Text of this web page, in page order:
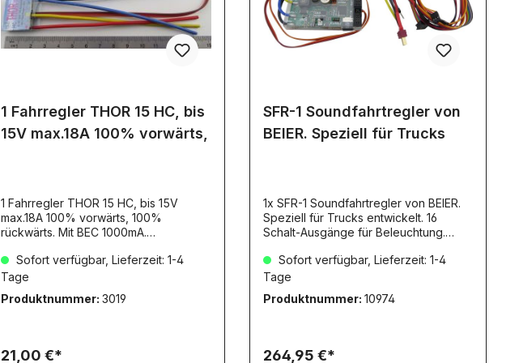
1 Fahrregler THOR 15 HC, bis
15V max.18A 100% vorwärts,
1 Fahrregler THOR 15 HC, bis 15V
max.18A 100% vorwärts, 100%
rückwärts. Mit BEC 1000mA.
Brushless-Motoren geeignet!
Sofort verfügbar, Lieferzeit: 1-4
Tage
Produktnummer: 3019
21,00 €*
SFR-1 Soundfahrtregler von
BEIER. Speziell für Trucks
1x SFR-1 Soundfahrtregler von BEIER.
Speziell für Trucks entwickelt. 16
Schalt-Ausgänge für Beleuchtung.
SFR einstellbar. MIT CD-ROM/DVD o.
USB-Stick Fahrtenregler für
Soundmodul und Lichtsteuer-Modul in
entwickelt. Leistungsstarkes BEC mit
Sofort verfügbar, Lieferzeit: 1-4
Tage
Produktnummer: 10974
264,95 €*